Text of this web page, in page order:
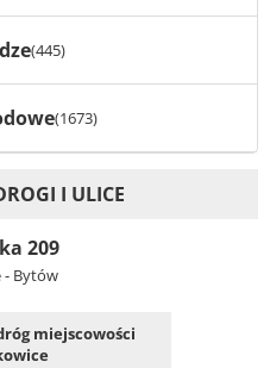
(445)
(1673)
I ULICE
209
- Bytów
miejscowości